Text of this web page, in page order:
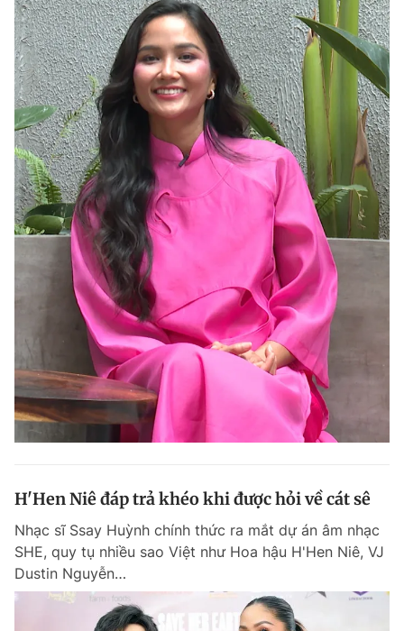
H'Hen Niê đáp trả khéo khi được hỏi về cát sê
Nhạc sĩ Ssay Huỳnh chính thức ra mắt dự án âm nhạc
SHE, quy tụ nhiều sao Việt như Hoa hậu H'Hen Niê, VJ
Dustin Nguyễn…